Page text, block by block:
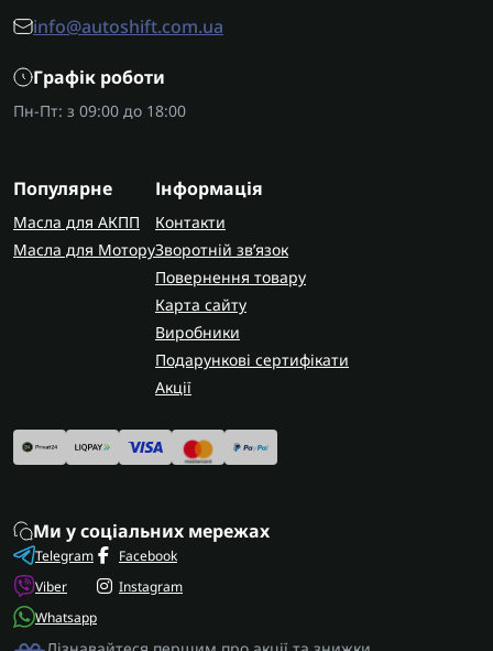
info@autoshift.com.ua
Графік роботи
Пн-Пт: з 09:00 до 18:00
Популярне
Масла для АКПП
Масла для Мотору
Інформація
Контакти
Зворотній зв’язок
Повернення товару
Карта сайту
Виробники
Подарункові сертифікати
Акції
Ми у соціальних мережах
Telegram
Viber
Whatsapp
Facebook
Instagram